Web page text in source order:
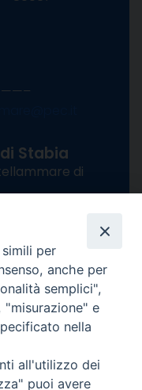
Stabia
di
per
anche per
semplici",
"misurazione" e
nella
all'utilizzo dei
puoi avere